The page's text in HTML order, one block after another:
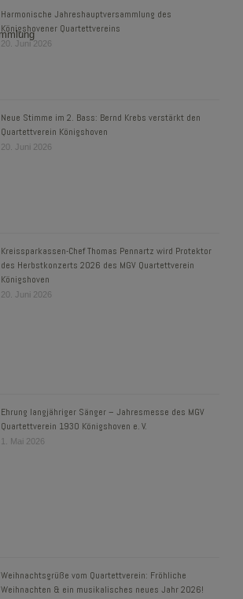
Harmonische Jahreshauptversammlung des
Königshovener Quartettvereins
20. Juni 2026
Neue Stimme im 2. Bass: Bernd Krebs verstärkt den
Quartettverein Königshoven
20. Juni 2026
Kreissparkassen-Chef Thomas Pennartz wird Protektor
des Herbstkonzerts 2026 des MGV Quartettverein
Königshoven
20. Juni 2026
Ehrung langjähriger Sänger – Jahresmesse des MGV
Quartettverein 1930 Königshoven e. V.
1. Mai 2026
Weihnachtsgrüße vom Quartettverein: Fröhliche
Weihnachten & ein musikalisches neues Jahr 2026!